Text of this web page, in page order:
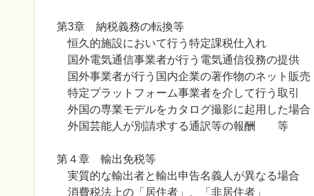
第3章 納税義務の転換等
恒久的施設において行う特定課税仕入れ
国外電気通信事業者が行う電気通信役務の提供
国外事業者が行う国内企業の著作物のネット販売
特定プラットフォーム事業者を介して行う取引
外国の専業モデルをカタログ撮影に起用した場合
外国芸能人が別請求する通訳等の報酬 等
第４章 輸出免税等
実質的な輸出者と輸出申告名義人が異なる場合
消費税法上の「居住者」、「非居住者」